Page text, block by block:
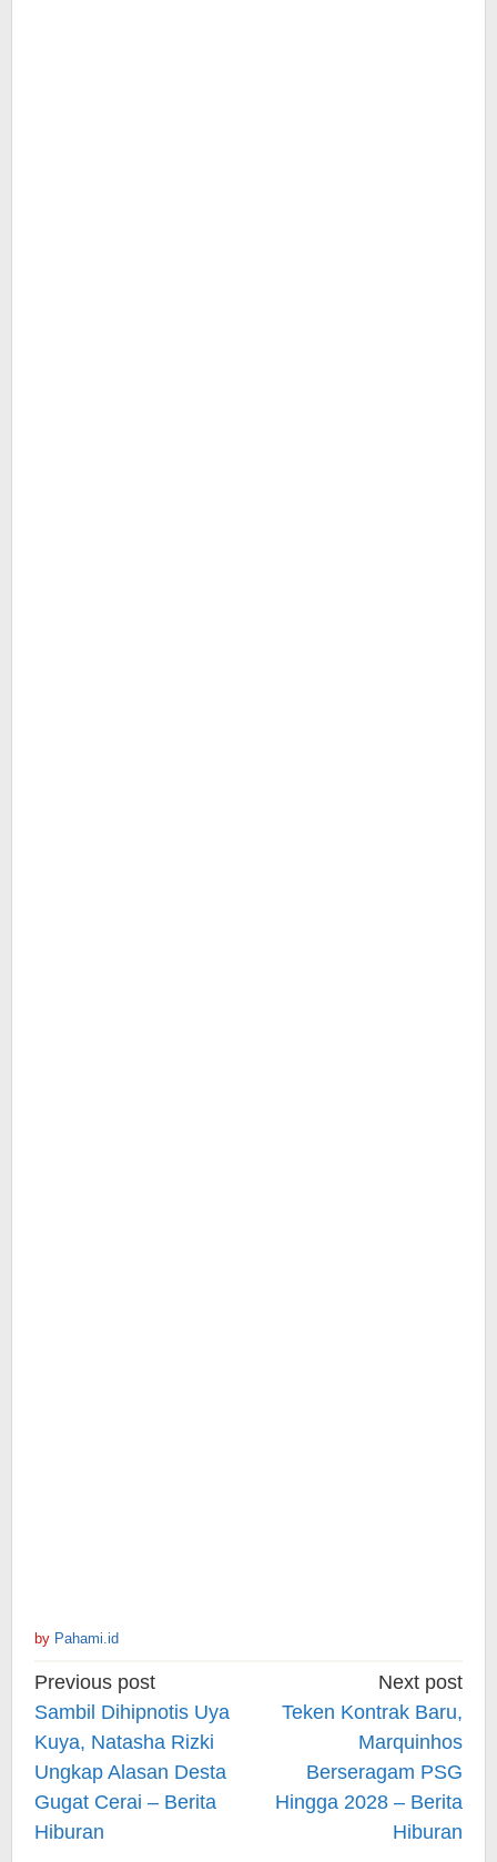
by Pahami.id
Post
navigation
Previous post
Sambil Dihipnotis Uya
Kuya, Natasha Rizki
Ungkap Alasan Desta
Gugat Cerai – Berita
Hiburan
Next post
Teken Kontrak Baru,
Marquinhos
Berseragam PSG
Hingga 2028 – Berita
Hiburan